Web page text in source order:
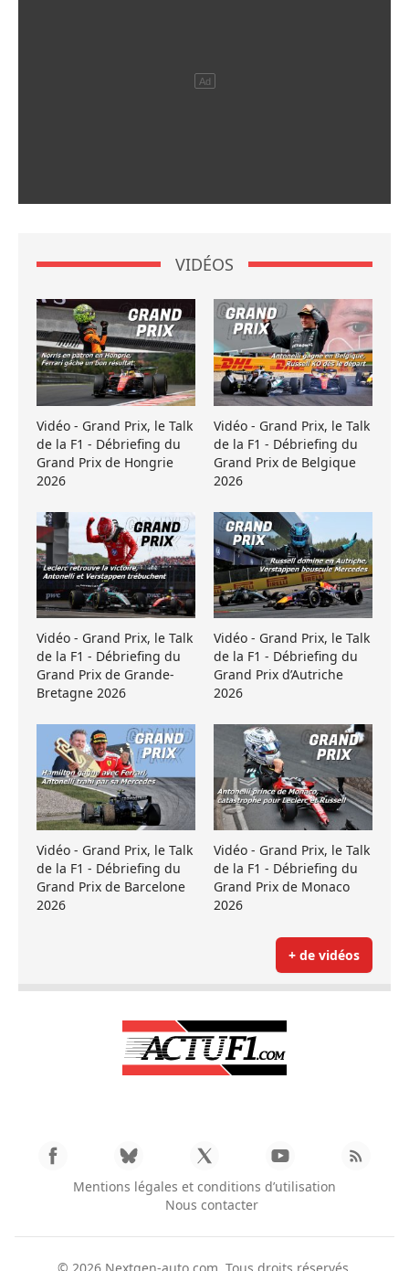
VIDÉOS
Vidéo - Grand Prix, le Talk
de la F1 - Débriefing du
Grand Prix de Hongrie
2026
Vidéo - Grand Prix, le Talk
de la F1 - Débriefing du
Grand Prix de Belgique
2026
Vidéo - Grand Prix, le Talk
de la F1 - Débriefing du
Grand Prix de Grande-
Bretagne 2026
Vidéo - Grand Prix, le Talk
de la F1 - Débriefing du
Grand Prix d’Autriche
2026
Vidéo - Grand Prix, le Talk
de la F1 - Débriefing du
Grand Prix de Barcelone
2026
Vidéo - Grand Prix, le Talk
de la F1 - Débriefing du
Grand Prix de Monaco
2026
+ de vidéos
Mentions légales et conditions d’utilisation
Nous contacter